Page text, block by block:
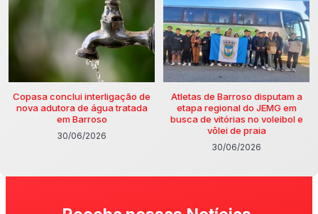
Copasa conclui interligação de
nova adutora de água tratada
em Barroso
30/06/2026
Atletas de Barroso disputam a
etapa regional do JEMG em
busca de vitórias no voleibol e
vôlei de praia
30/06/2026